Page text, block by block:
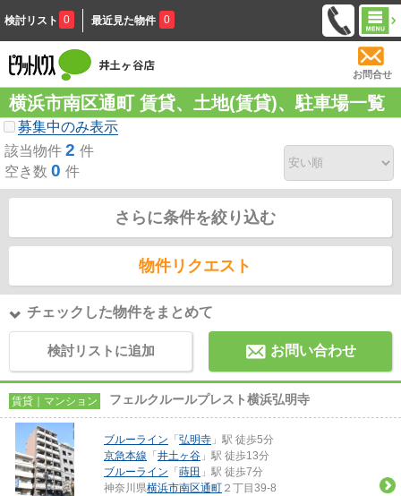
検討リスト 0 最近見た物件 0
お問合せ
横浜市南区通町 賃貸、土地(賃貸)、駐車場一覧
募集中のみ表示
該当物件 2 件
空き数 0 件
さらに条件を絞り込む
物件リクエスト
チェックした物件をまとめて
検討リストに追加 お問い合わせ
賃貸｜マンション フェルクルールプレスト横浜弘明寺
ブルーライン 「 弘明寺 」駅 徒歩5分
京急本線 「 井土ヶ谷 」駅 徒歩13分
ブルーライン 「 蒔田 」駅 徒歩7分
神奈川県横浜市南区通町 ２丁目39-8